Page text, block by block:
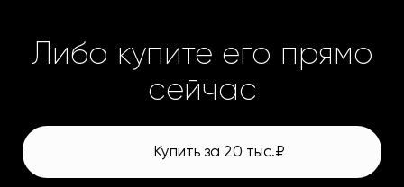
Либо купите его прямо
сейчас
Купить за 20 тыс.₽